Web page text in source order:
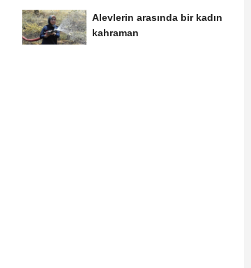
Alevlerin arasında bir kadın
kahraman